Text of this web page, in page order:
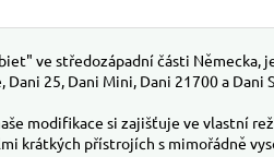
ve středozápadní části Německa,
25, Dani Mini, Dani 21700 a Dani
modifikace si zajišťuje ve vlastní
krátkých přístrojích s mimořádně